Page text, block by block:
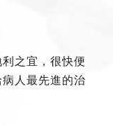
之宜，很快便
人最先進的治